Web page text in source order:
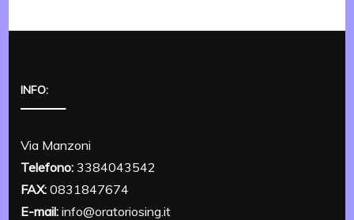
INFO:
Via Manzoni
Telefono: 3384043542
FAX: 0831847674
E-mail: info@oratoriosing.it